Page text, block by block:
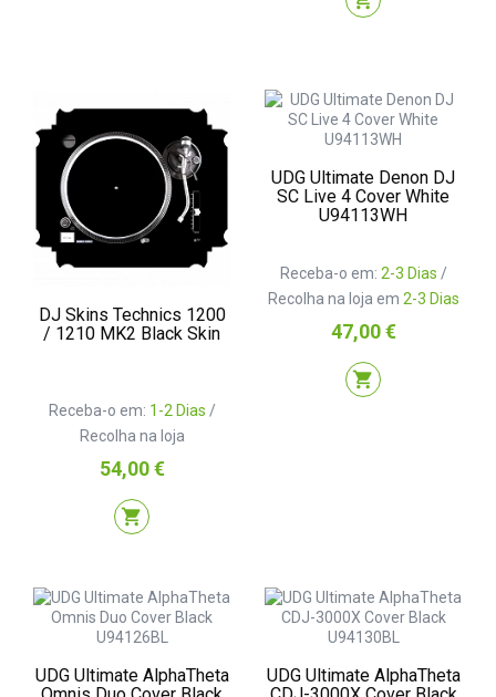
DJ Skins Technics 1200
/ 1210 MK2 Black Skin
Receba-o em: 1-2 Dias /
Recolha na loja
Preço
54,00 €
shopping_cart
UDG Ultimate Denon DJ
SC Live 4 Cover White
U94113WH
Receba-o em: 2-3 Dias /
Recolha na loja em 2-3 Dias
Preço
47,00 €
shopping_cart
UDG Ultimate AlphaTheta
UDG Ultimate AlphaTheta